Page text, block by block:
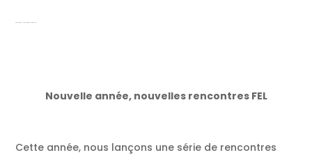
Nouvelle année, nouvelles rencontres FEL
Cette année, nous lançons une série de rencontres